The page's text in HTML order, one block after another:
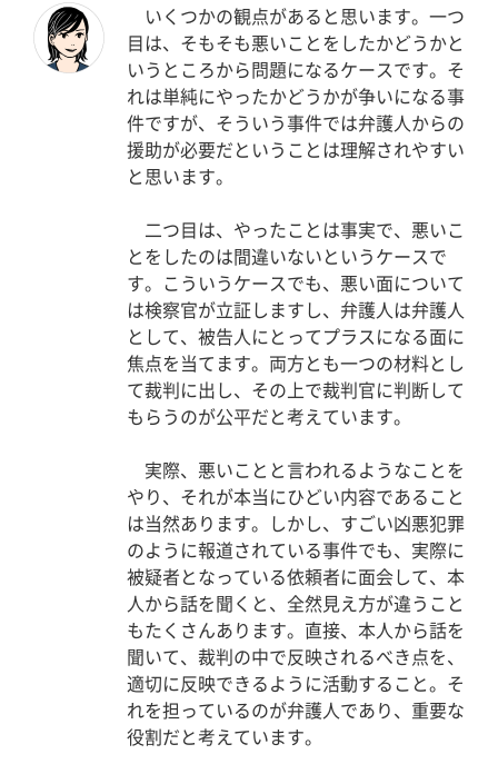
いくつかの観点があると思います。一つ
目は、そもそも悪いことをしたかどうかと
いうところから問題になるケースです。そ
れは単純にやったかどうかが争いになる事
件ですが、そういう事件では弁護人からの
援助が必要だということは理解されやすい
と思います。
二つ目は、やったことは事実で、悪いこ
とをしたのは間違いないというケースで
す。こういうケースでも、悪い面について
は検察官が立証しますし、弁護人は弁護人
として、被告人にとってプラスになる面に
焦点を当てます。両方とも一つの材料とし
て裁判に出し、その上で裁判官に判断して
もらうのが公平だと考えています。
実際、悪いことと言われるようなことを
やり、それが本当にひどい内容であること
は当然あります。しかし、すごい凶悪犯罪
のように報道されている事件でも、実際に
被疑者となっている依頼者に面会して、本
人から話を聞くと、全然見え方が違うこと
もたくさんあります。直接、本人から話を
聞いて、裁判の中で反映されるべき点を、
適切に反映できるように活動すること。そ
れを担っているのが弁護人であり、重要な
役割だと考えています。